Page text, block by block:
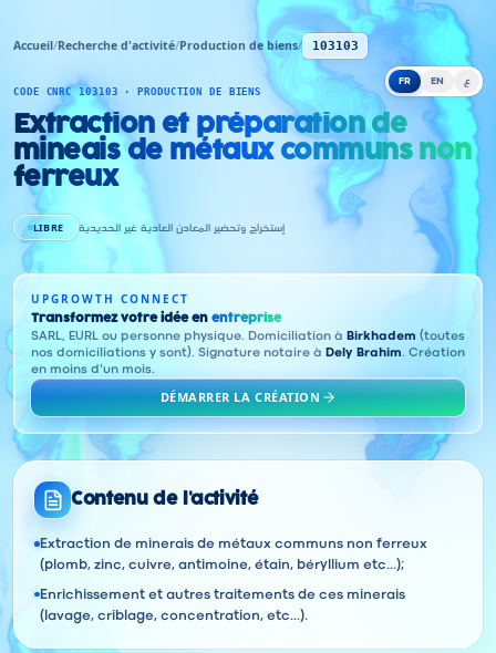
FR EN ع
Accueil/Recherche d'activité/Production de biens/ 103103
CODE CNRC 103103 · PRODUCTION DE BIENS
Extraction et préparation de
mineais de métaux communs non
ferreux
LIBRE إستخراج وتحضير المعادن العادية غير الحديدية
UPGROWTH CONNECT
Transformez votre idée en entreprise
SARL, EURL ou personne physique. Domiciliation à Birkhadem (toutes
nos domiciliations y sont). Signature notaire à Dely Brahim. Création
en moins d'un mois.
DÉMARRER LA CRÉATION
Contenu de l'activité
Extraction de minerais de métaux communs non ferreux
(plomb, zinc, cuivre, antimoine, étain, béryllium etc...);
Enrichissement et autres traitements de ces minerais
(lavage, criblage, concentration, etc...).